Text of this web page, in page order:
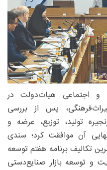
و اجتماعی هیات‌دولت در
پس از بررسی
تولید، توزیع، عرضه و
آن موافقت کرد؛ سندی
تکالیف برنامه هفتم توسعه
و توسعه بازار صنایع‌دستی